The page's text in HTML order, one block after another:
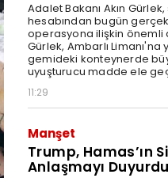
Adalet Bakanı Akın
hesabından bugün
operasyona ilişkin önemli
Gürlek, Ambarlı
gemideki konteynerde
uyuşturucu madde ele
11:29
Manşet
Trump, Hamas’ın
Anlaşmayı Duyurdu